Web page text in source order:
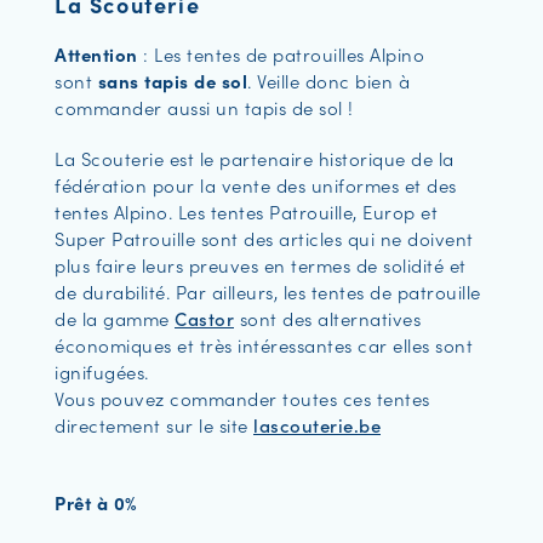
Attention : Les tentes de patrouilles Alpino
sont sans tapis de sol. Veille donc bien à
commander aussi un tapis de sol !
La Scouterie est le partenaire historique de la
fédération pour la vente des uniformes et des
tentes Alpino. Les tentes Patrouille, Europ et
Super Patrouille sont des articles qui ne doivent
plus faire leurs preuves en termes de solidité et
de durabilité. Par ailleurs, les tentes de patrouille
de la gamme Castor sont des alternatives
économiques et très intéressantes car elles sont
ignifugées.
Vous pouvez commander toutes ces tentes
directement sur le site lascouterie.be
Prêt à 0%